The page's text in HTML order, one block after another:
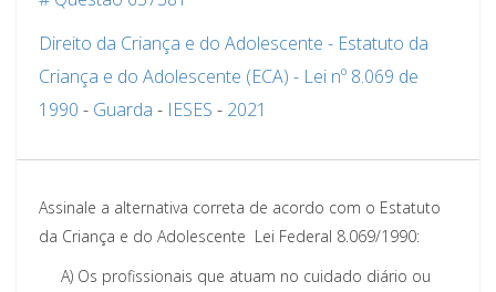
Direito da Criança e do Adolescente - Estatuto da
Criança e do Adolescente (ECA) - Lei nº 8.069 de
1990 - Guarda - IESES - 2021
Assinale a alternativa correta de acordo com o Estatuto
da Criança e do Adolescente  Lei Federal 8.069/1990:
A) Os profissionais que atuam no cuidado diário ou